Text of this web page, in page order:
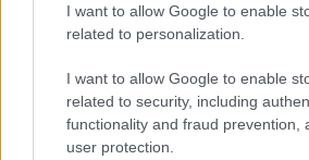
I want to allow Google to enable
related to personalization.
I want to allow Google to enable
related to security, including
functionality and fraud prevention,
user protection.
esplode la protesta
Pausa caffè impeccabile:
soluzione ideale per la casa